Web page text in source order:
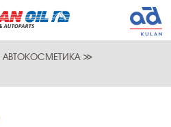
АВТОКОСМЕТИКА ≫